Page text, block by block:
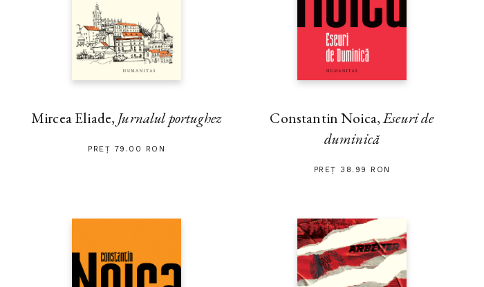
Mircea Eliade, Jurnalul portughez
PREȚ 79.00 RON
Constantin Noica,Eseuri de
duminică
PREȚ 38.99 RON